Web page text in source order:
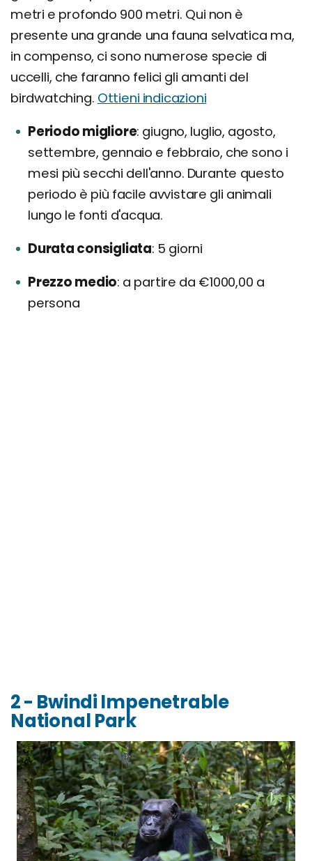
metri e profondo 900 metri. Qui non è
presente una grande una fauna selvatica ma,
in compenso, ci sono numerose specie di
uccelli, che faranno felici gli amanti del
birdwatching. Ottieni indicazioni
Periodo migliore giugno, luglio, agosto,
settembre, gennaio e febbraio, che sono i
mesi più secchi dell'anno. Durante questo
periodo è più facile avvistare gli animali
lungo le fonti d'acqua.
Durata consigliata 5 giorni
Prezzo medio a partire da €1000,00 a
persona
2 - Bwindi Impenetrable
National Park